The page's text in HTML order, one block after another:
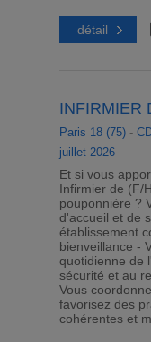
détail
INFIRMIER
Paris 18 (75)-
juillet 2026
Et si vous
Infirmier de (F/
pouponnière ?
d'accueil et de
établissement
bienveillance -
quotidienne de
sécurité et au
Vous
favorisez des
cohérentes et
...